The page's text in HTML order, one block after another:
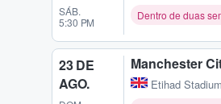
SÁB.
5:30 PM
Dentro de duas
23 DE
AGO.
Manchester
Etihad Stadium